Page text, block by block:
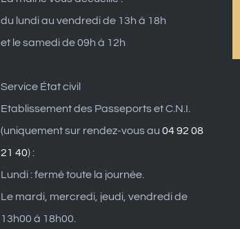
du lundi au vendredi de 13h à 18h
et le samedi de 09h à 12h
Service État civil
Etablissement des Passeports et C.N.I.
(uniquement sur rendez-vous au 04 92 08
21 40) :
Lundi : fermé toute la journée.
Le mardi, mercredi, jeudi, vendredi de
13h00 à 18h00.